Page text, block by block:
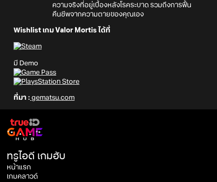
ความจริงที่อยู่เบื้องหลังโรคระบาด รวมถึงการฟื้น
คืนชีพจากความตายของคุณเอง
Wishlist เกม Valor Mortis ได้ที่
มี Demo
ที่มา : gematsu.com
ทรูไอดี เกมฮับ
หน้าแรก
เกมคลาวด์